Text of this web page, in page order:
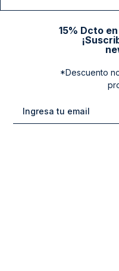
15% Dcto
*Descuento